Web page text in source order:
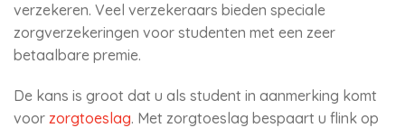
verzekeren. Veel verzekeraars bieden speciale
zorgverzekeringen voor studenten met een zeer
betaalbare premie.
De kans is groot dat u als student in aanmerking komt
voor zorgtoeslag. Met zorgtoeslag bespaart u flink op